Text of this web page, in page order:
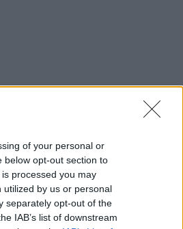
of your personal or
below opt-out section to
processed you may
by us or personal
separately opt-out of the
IAB’s list of downstream